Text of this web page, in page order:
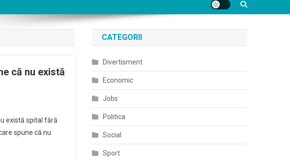
că nu există
există spital fără
spune că nu
CATEGORII
Divertisment
Economic
Jobs
Politica
Social
Sport